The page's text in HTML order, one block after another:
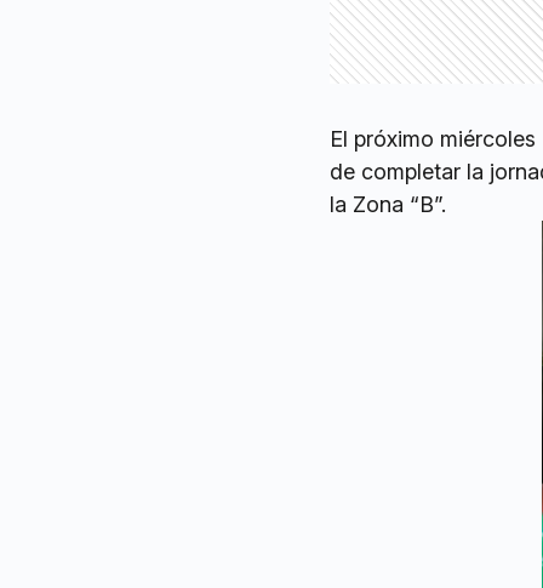
El próximo
de completar la
la Zona “B”.